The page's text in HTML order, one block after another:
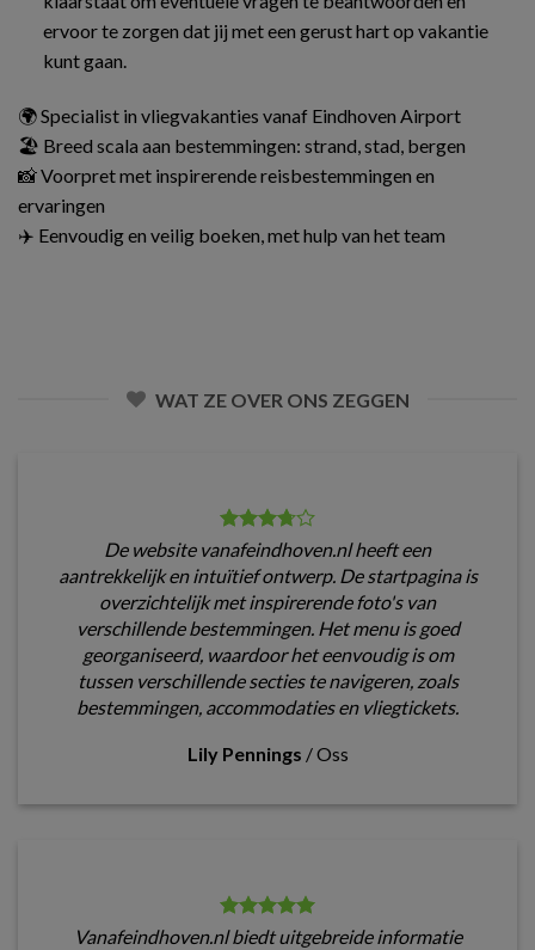
ervoor te zorgen dat jij met een gerust hart op vakantie
kunt gaan.
🌍 Specialist in vliegvakanties vanaf Eindhoven Airport
🏖️ Breed scala aan bestemmingen: strand, stad, bergen
📸 Voorpret met inspirerende reisbestemmingen en
ervaringen
✈️ Eenvoudig en veilig boeken, met hulp van het team
WAT ZE OVER ONS ZEGGEN
De website vanafeindhoven.nl heeft een
aantrekkelijk en intuïtief ontwerp. De startpagina is
overzichtelijk met inspirerende foto's van
verschillende bestemmingen. Het menu is goed
georganiseerd, waardoor het eenvoudig is om
tussen verschillende secties te navigeren, zoals
bestemmingen, accommodaties en vliegtickets.
Lily Pennings /Oss
Vanafeindhoven.nl biedt uitgebreide informatie